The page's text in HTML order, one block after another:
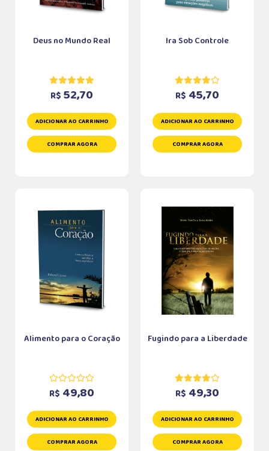
Deus no Mundo Real
R$ 52,70
ADICIONAR AO CARRINHO
COMPRAR AGORA
Ira Sob Controle
R$ 45,70
ADICIONAR AO CARRINHO
COMPRAR AGORA
Alimento para o Coração
R$ 49,80
ADICIONAR AO CARRINHO
COMPRAR AGORA
Fugindo para a Liberdade
R$ 49,30
ADICIONAR AO CARRINHO
COMPRAR AGORA